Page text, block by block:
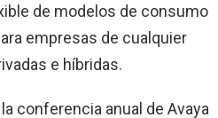
de modelos de consumo
empresas de cualquier
e híbridas.
la conferencia anual de Avaya